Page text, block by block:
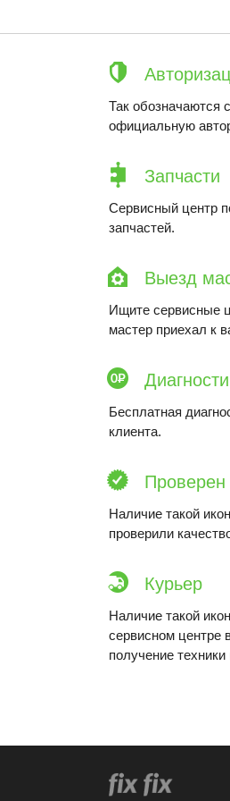
Так обозначаются
официальную
Запчасти
Сервисный центр
запчастей.
Выезд
Ищите сервисные
мастер приехал к
Бесплатная
клиента.
Проверен
Наличие такой
проверили
Курьер
Наличие такой
сервисном центре
получение техники